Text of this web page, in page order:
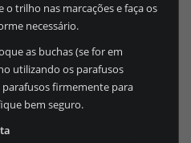
o trilho nas marcações e faça os
necessário.
as buchas (se for em
utilizando os parafusos
firmemente para
bem seguro.